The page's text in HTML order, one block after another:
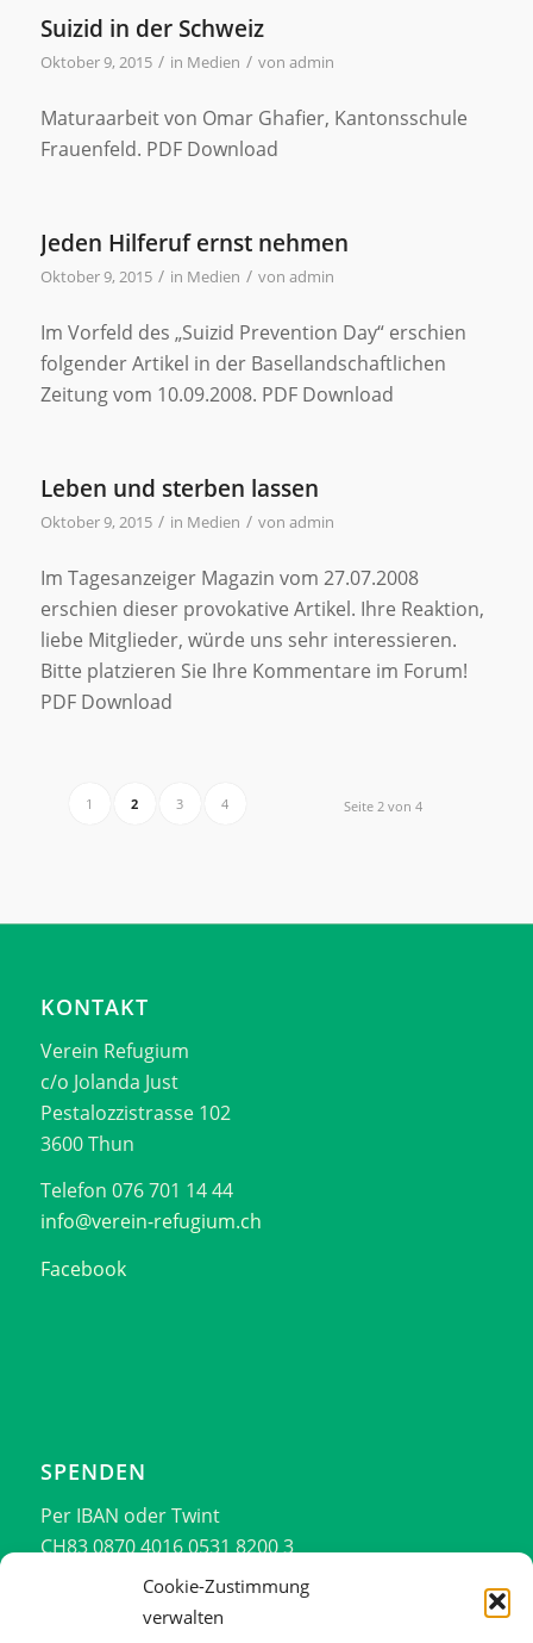
Cookie-Zustimmung
verwalten
Suizid in der Schweiz
Oktober 9, 2015 / in Medien / von admin
Maturaarbeit von Omar Ghafier, Kantonsschule
Frauenfeld. PDF Download
Jeden Hilferuf ernst nehmen
Oktober 9, 2015 / in Medien / von admin
Im Vorfeld des „Suizid Prevention Day“ erschien
folgender Artikel in der Basellandschaftlichen
Zeitung vom 10.09.2008. PDF Download
Leben und sterben lassen
Oktober 9, 2015 / in Medien / von admin
Im Tagesanzeiger Magazin vom 27.07.2008
erschien dieser provokative Artikel. Ihre Reaktion,
liebe Mitglieder, würde uns sehr interessieren.
Bitte platzieren Sie Ihre Kommentare im Forum!
PDF Download
Seite 2 von 4
1 2 3 4
KONTAKT
Verein Refugium
c/o Jolanda Just
Pestalozzistrasse 102
3600 Thun
Telefon 076 701 14 44
info@verein-refugium.ch
Facebook
SPENDEN
Per IBAN oder Twint
CH83 0870 4016 0531 8200 3
076 701 14 44
Vielen Dank!!!